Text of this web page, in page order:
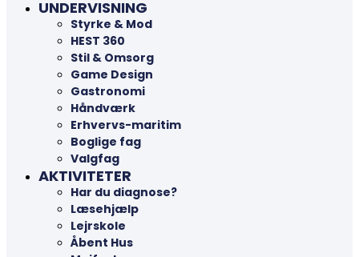
UNDERVISNING
Styrke & Mod
HEST 360
Stil & Omsorg
Game Design
Gastronomi
Håndværk
Erhvervs-maritim
Boglige fag
Valgfag
AKTIVITETER
Har du diagnose?
Læsehjælp
Lejrskole
Åbent Hus